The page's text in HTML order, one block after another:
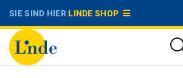
SIE SIND HIERLINDE SHOP